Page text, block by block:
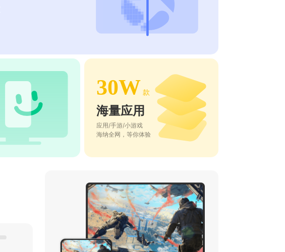
30W 款
海量应用
应用/手游/小游戏
海纳全网，等你体验